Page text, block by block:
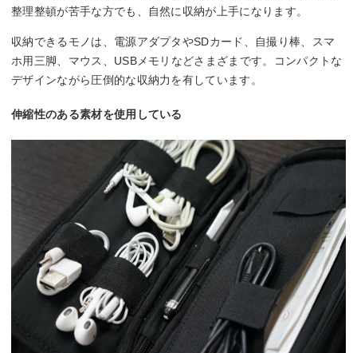
整理整頓が苦手な方でも、自然に収納が上手になります。
収納できるモノは、電源アダプタやSDカード、自撮り棒、スマ
ホ用三脚、マウス、USBメモリなどさまざまです。コンパクトな
デザインながら圧倒的な収納力を有しています。
伸縮性のある素材を使用している